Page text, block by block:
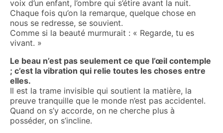
voix d’un enfant, l’ombre qui s’étire avant la nuit.
Chaque fois qu’on la remarque, quelque chose en
nous se redresse, se souvient.
Comme si la beauté murmurait : « Regarde, tu es
vivant. »
Le beau n’est pas seulement ce que l’œil contemple
; c’est la vibration qui relie toutes les choses entre
elles.
Il est la trame invisible qui soutient la matière, la
preuve tranquille que le monde n’est pas accidentel.
Quand on s’y accorde, on ne cherche plus à
posséder, on s’incline.